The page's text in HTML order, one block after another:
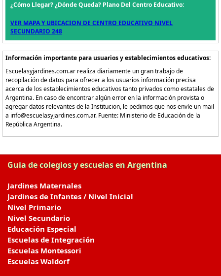
¿Cómo Llegar? ¿Dónde Queda? Plano Del Centro Educativo:
VER MAPA Y UBICACION DE CENTRO EDUCATIVO NIVEL
SECUNDARIO 248
Información importante para usuarios y establecimientos educativos:
Escuelasyjardines.com.ar realiza diariamente un gran trabajo de
recopilación de datos para ofrecer a los usuarios información precisa
acerca de los establecimientos educativos tanto privados como estatales de
Argentina. En caso de encontrar algún error en la información provista o
agregar datos relevantes de la Institucion, le pedimos que nos envíe un mail
a info@escuelasyjardines.com.ar. Fuente: Ministerio de Educación de la
República Argentina.
Guia de colegios y escuelas en Argentina
Jardines Maternales
Jardines de Infantes / Nivel Inicial
Nivel Primario
Nivel Secundario
Educación Especial
Escuelas de Integración
Escuelas Montessori
Escuelas Waldorf